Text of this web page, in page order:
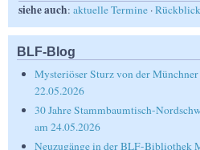
siehe auch: aktuelle Termine ·
BLF-Blog
Mysteriöser Sturz von der
22.05.2026
30 Jahre Stammbaumtisch-
am 24.05.2026
Neuzugänge in der BLF-Bibliothek